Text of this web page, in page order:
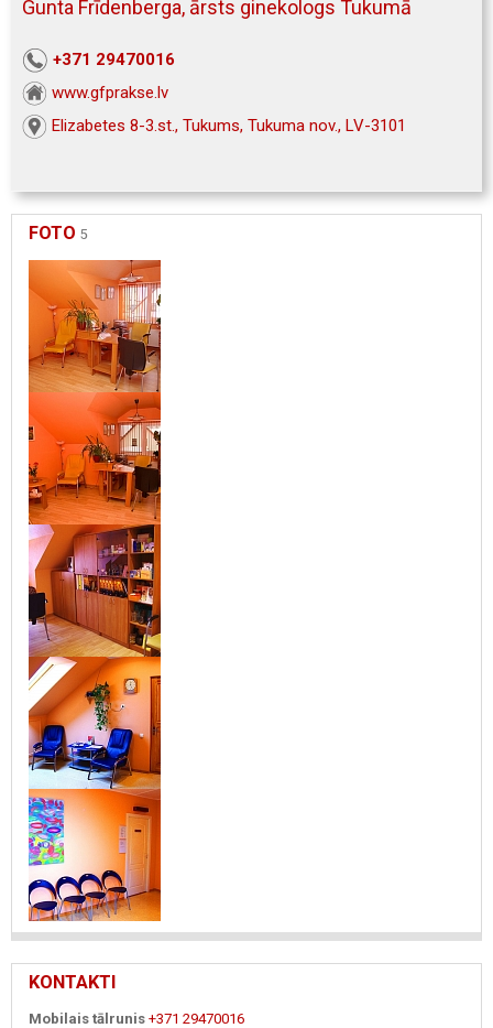
Gunta Frīdenberga, ārsts ginekologs Tukumā
+371 29470016
www.gfprakse.lv
Elizabetes 8-3.st., Tukums, Tukuma nov., LV-3101
FOTO 5
KONTAKTI
Mobilais tālrunis +371 29470016